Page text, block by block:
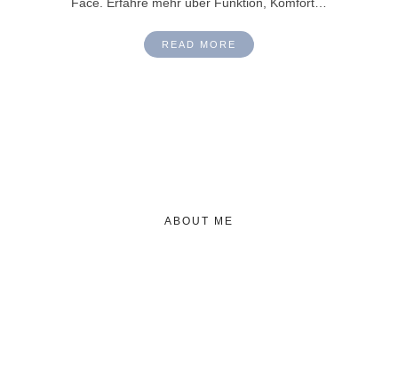
Face. Erfahre mehr über Funktion, Komfort…
READ MORE
ABOUT ME